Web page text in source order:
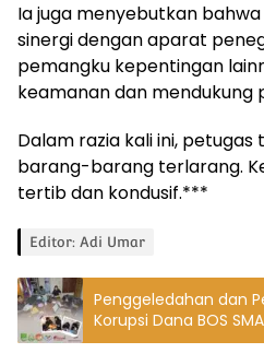
Ia juga menyebutkan
sinergi dengan aparat
pemangku kepentingan
keamanan dan mendukung
Dalam razia kali ini,
barang-barang terlarang.
tertib dan kondusif.***
Editor: Adi Umar
Penggeledahan dan
Korupsi Dana BOS
2023–2024